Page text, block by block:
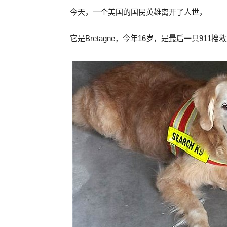
今天，一个美国的国民英雄离开了人世，
它是Bretagne，今年16岁，是最后一只911搜